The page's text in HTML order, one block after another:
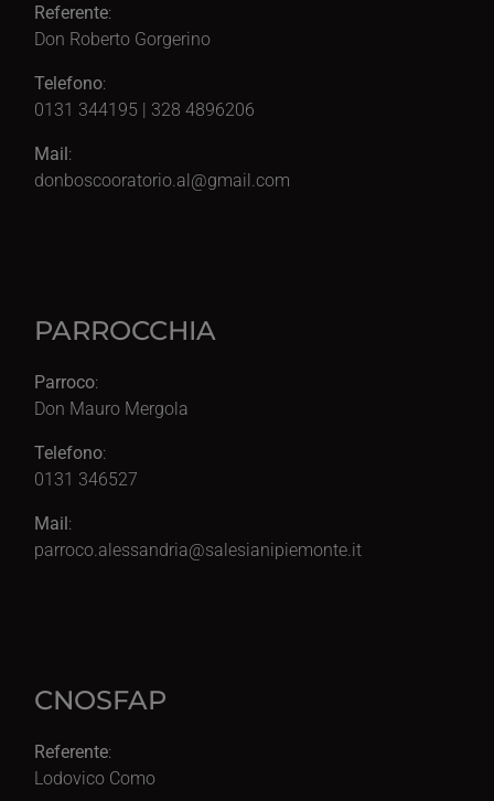
Referente:
Don Roberto Gorgerino
Telefono:
0131 344195 | 328 4896206
Mail :
donboscooratorio.al@gmail.com
PARROCCHIA
Parroco:
Don Mauro Mergola
Telefono:
0131 346527
Mail:
parroco.alessandria@salesianipiemonte.it
CNOSFAP
Referente:
Lodovico Como